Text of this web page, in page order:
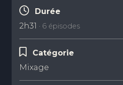
Durée
2h31 · 6 épisodes
Catégorie
Mixage